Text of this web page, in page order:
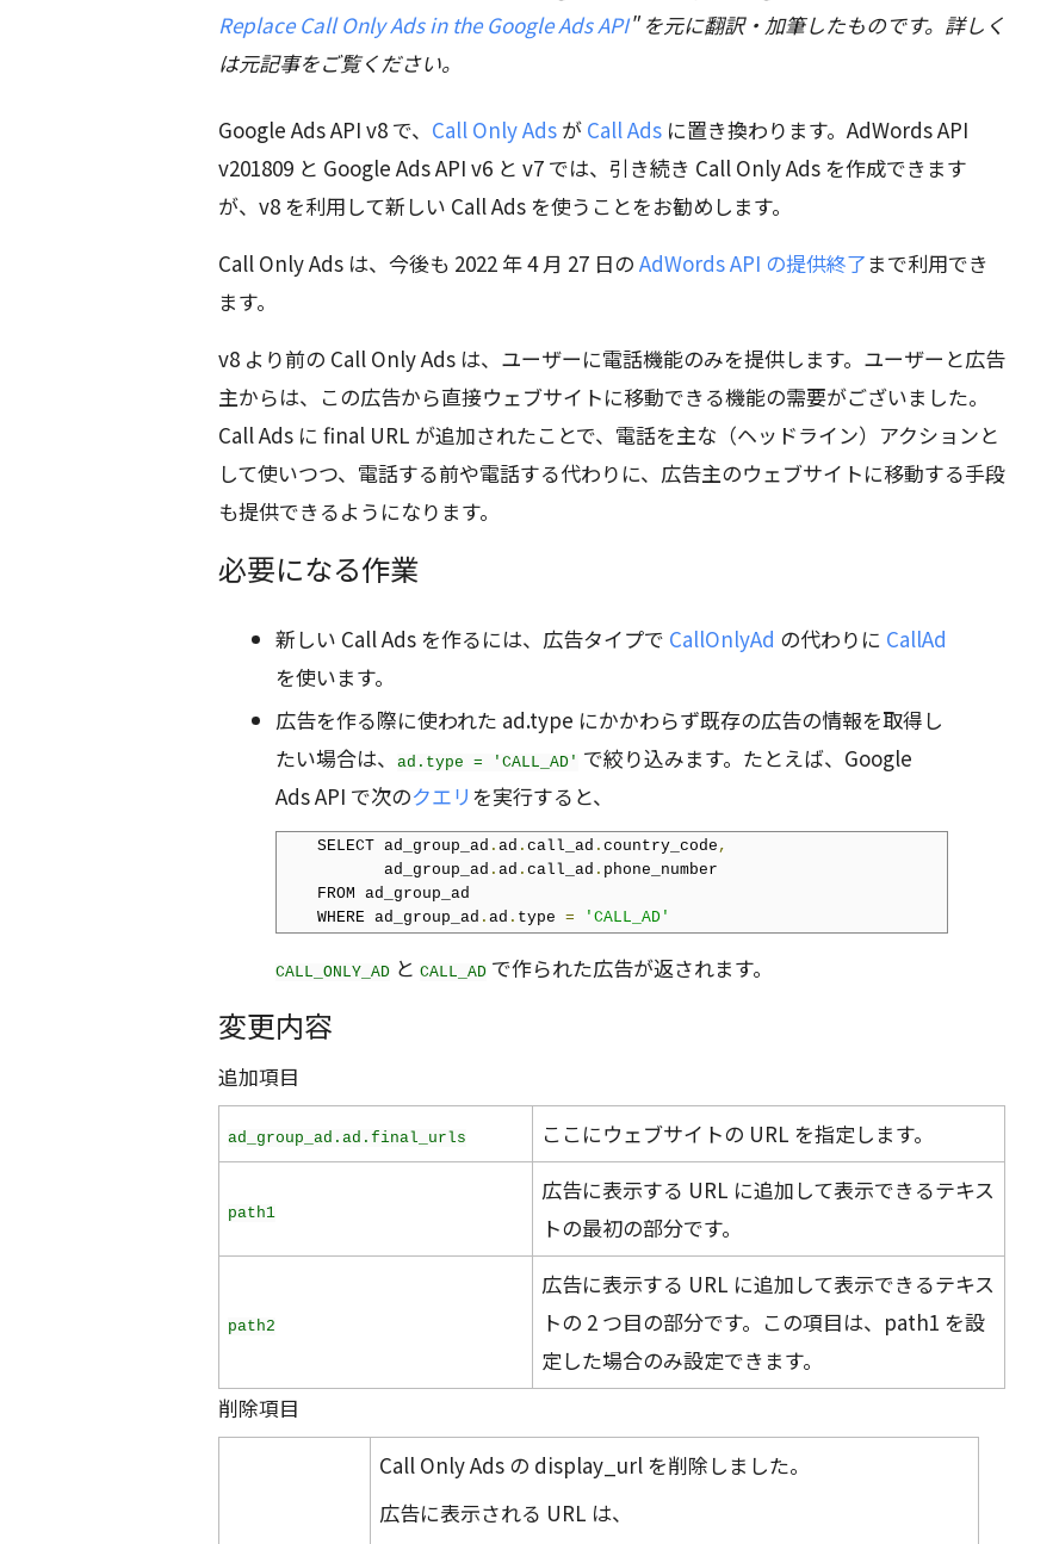
Replace Call Only Ads in the Google Ads API" を元に翻訳・加筆したものです。詳しく
は元記事をご覧ください。
Google Ads API v8 で、 Call Only Ads が Call Ads に置き換わります。AdWords API
v201809 と Google Ads API v6 と v7 では、引き続き Call Only Ads を作成できます
が、v8 を利用して新しい Call Ads を使うことをお勧めします。
Call Only Ads は、今後も 2022 年 4 月 27 日の AdWords API の提供終了まで利用でき
ます。
v8 より前の Call Only Ads は、ユーザーに電話機能のみを提供します。ユーザーと広告
主からは、この広告から直接ウェブサイトに移動できる機能の需要がございました。
Call Ads に final URL が追加されたことで、電話を主な（ヘッドライン）アクションと
して使いつつ、電話する前や電話する代わりに、広告主のウェブサイトに移動する手段
も提供できるようになります。
必要になる作業
新しい Call Ads を作るには、広告タイプで CallOnlyAd の代わりに CallAd
を使います。
広告を作る際に使われた ad.type にかかわらず既存の広告の情報を取得し
たい場合は、
ad.type = 'CALL_AD' で絞り込みます。たとえば、Google
Ads API で次のクエリ を実行すると、
    SELECT ad_group_ad
. ad . call_ad . country_code ,
           ad_group_ad
. ad . call_ad . phone_number
    FROM ad_group_ad
    WHERE ad_group_ad
. ad . type = 'CALL_AD'
CALL_ONLY_AD と CALL_AD で作られた広告が返されます。
変更内容
追加項目
ad_group_ad.ad.final_urls ここにウェブサイトの URL を指定します。
path1
広告に表示する URL に追加して表示できるテキス
トの最初の部分です。
path2
広告に表示する URL に追加して表示できるテキス
トの 2 つ目の部分です。この項目は、path1 を設
定した場合のみ設定できます。
削除項目
Call Only Ads の display_url を削除しました。
広告に表示される URL は、